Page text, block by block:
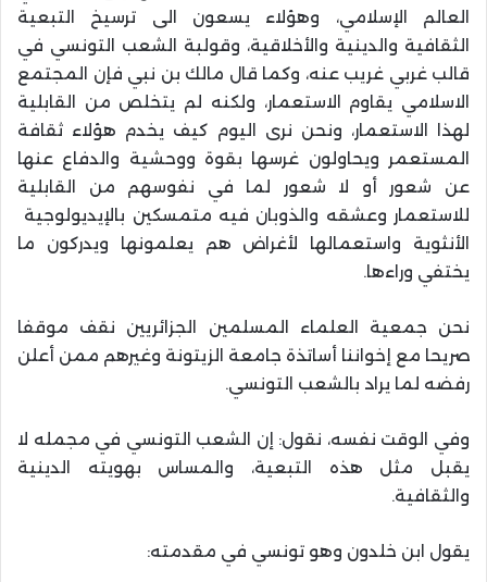
العالم الإسلامي، وهؤلاء يسعون الى ترسيخ التبعية
الثقافية والدينية والأخلاقية، وقولبة الشعب التونسي في
قالب غربي غريب عنه، وكما قال مالك بن نبي فإن المجتمع
الاسلامي يقاوم الاستعمار، ولكنه لم يتخلص من القابلية
لهذا الاستعمار، ونحن نرى اليوم كيف يخدم هؤلاء ثقافة
المستعمر ويحاولون غرسها بقوة ووحشية والدفاع عنها
عن شعور أو لا شعور لما في نفوسهم من القابلية
للاستعمار وعشقه والذوبان فيه متمسكين بالإيديولوجية
الأنثوية واستعمالها لأغراض هم يعلمونها ويدركون ما
يختفي وراءها.
نحن جمعية العلماء المسلمين الجزائريين نقف موقفا
صريحا مع إخواننا أساتذة جامعة الزيتونة وغيرهم ممن أعلن
رفضه لما يراد بالشعب التونسي.
وفي الوقت نفسه، نقول: إن الشعب التونسي في مجمله لا
يقبل مثل هذه التبعية، والمساس بهويته الدينية
والثقافية.
يقول ابن خلدون وهو تونسي في مقدمته: